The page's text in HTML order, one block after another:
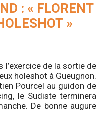
: « FLORENT
»
de la sortie de
holeshot à Gueugnon.
Pourcel au guidon de
le Sudiste terminera
De bonne augure